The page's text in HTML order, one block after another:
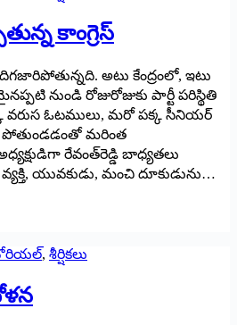
కాంగ్రెస్‌
దిగజారిపోతున్నది. అటు కేంద్రంలో, ఇటు
నుండి రోజురోజుకు పార్టీ పరిస్థితి
వరుస ఓటములు, మరో పక్క సీనియర్‌
పోతుండడంతో మరింత
రేవంత్‌రెడ్డి బాధ్యతలు
యువకుడు, మంచి దూకుడును…
, శీర్షికలు